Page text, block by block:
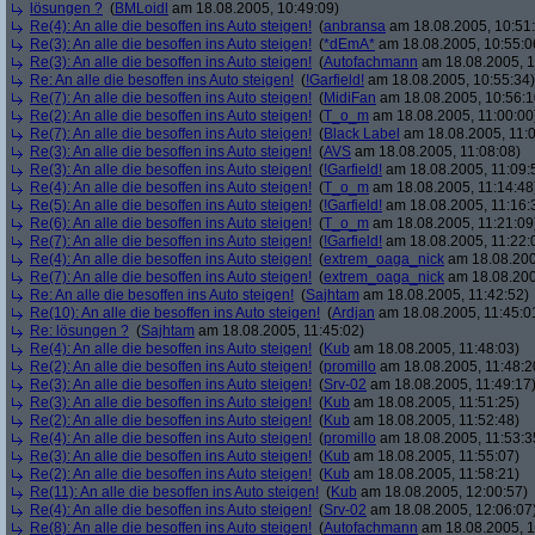
lösungen ? (BMLoidl am 18.08.2005, 10:49:09)
Re(4): An alle die besoffen ins Auto steigen! (anbransa am 18.08.2005,
Re(3): An alle die besoffen ins Auto steigen! (*dEmA* am 18.08.2005,
Re(3): An alle die besoffen ins Auto steigen! (Autofachmann am 18.08.2005,
Re: An alle die besoffen ins Auto steigen! (!Garfield! am 18.08.2005, 10:55:34)
Re(7): An alle die besoffen ins Auto steigen! (MidiFan am 18.08.2005,
Re(2): An alle die besoffen ins Auto steigen! (T_o_m am 18.08.2005,
Re(7): An alle die besoffen ins Auto steigen! (Black Label am 18.08.2005,
Re(3): An alle die besoffen ins Auto steigen! (AVS am 18.08.2005, 11:08:08)
Re(3): An alle die besoffen ins Auto steigen! (!Garfield! am 18.08.2005,
Re(4): An alle die besoffen ins Auto steigen! (T_o_m am 18.08.2005,
Re(5): An alle die besoffen ins Auto steigen! (!Garfield! am 18.08.2005,
Re(6): An alle die besoffen ins Auto steigen! (T_o_m am 18.08.2005,
Re(7): An alle die besoffen ins Auto steigen! (!Garfield! am 18.08.2005,
Re(4): An alle die besoffen ins Auto steigen! (extrem_oaga_nick am
Re(7): An alle die besoffen ins Auto steigen! (extrem_oaga_nick am
Re: An alle die besoffen ins Auto steigen! (Sajhtam am 18.08.2005, 11:42:52)
Re(10): An alle die besoffen ins Auto steigen! (Ardjan am 18.08.2005,
Re: lösungen ? (Sajhtam am 18.08.2005, 11:45:02)
Re(4): An alle die besoffen ins Auto steigen! (Kub am 18.08.2005, 11:48:03)
Re(2): An alle die besoffen ins Auto steigen! (promillo am 18.08.2005,
Re(3): An alle die besoffen ins Auto steigen! (Srv-02 am 18.08.2005, 11:49:17)
Re(3): An alle die besoffen ins Auto steigen! (Kub am 18.08.2005, 11:51:25)
Re(2): An alle die besoffen ins Auto steigen! (Kub am 18.08.2005, 11:52:48)
Re(4): An alle die besoffen ins Auto steigen! (promillo am 18.08.2005,
Re(3): An alle die besoffen ins Auto steigen! (Kub am 18.08.2005, 11:55:07)
Re(2): An alle die besoffen ins Auto steigen! (Kub am 18.08.2005, 11:58:21)
Re(11): An alle die besoffen ins Auto steigen! (Kub am 18.08.2005, 12:00:57)
Re(4): An alle die besoffen ins Auto steigen! (Srv-02 am 18.08.2005,
Re(8): An alle die besoffen ins Auto steigen! (Autofachmann am 18.08.2005,